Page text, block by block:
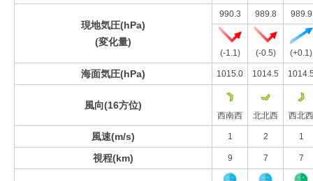
現地気圧(hPa)
(変化量)
990.3 989.8 989.9
(-1.1) (-0.5) (+0.1)
海面気圧(hPa) 1015.0 1014.5
風向(16方位)
西南西 北北西 西北西
風速(m/s) 1 2 1
視程(km) 9 7 7